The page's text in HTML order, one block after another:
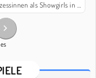
als Showgirls in Las Vegas